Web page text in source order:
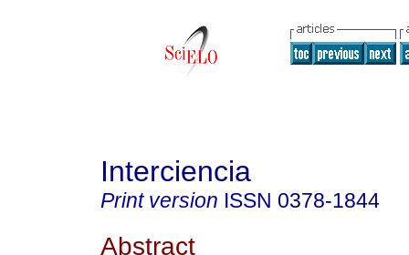
Interciencia
Print version ISSN 0378-1844
Abstract